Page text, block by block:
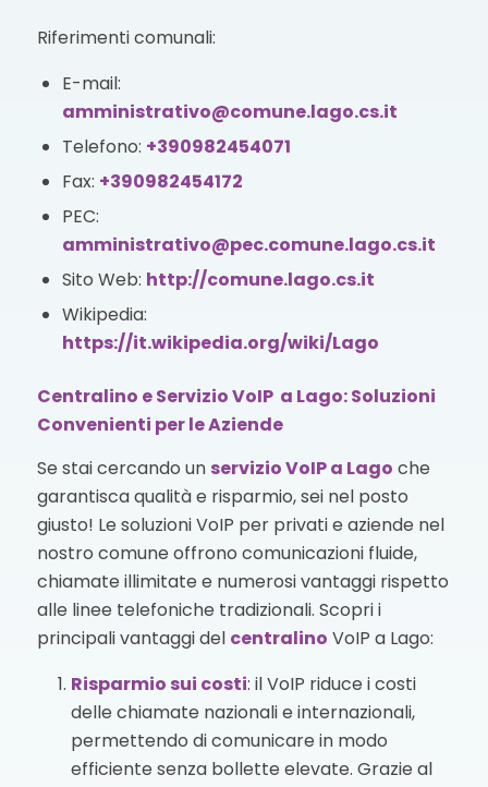
Riferimenti comunali:
E-mail:
amministrativo@comune.lago.cs.it
Telefono: +390982454071
Fax: +390982454172
PEC:
amministrativo@pec.comune.lago.cs.it
Sito Web: http://comune.lago.cs.it
Wikipedia:
https://it.wikipedia.org/wiki/Lago
Centralino e Servizio VoIP a Lago: Soluzioni
Convenienti per le Aziende
Se stai cercando un servizio VoIPa Lago che
garantisca qualità e risparmio, sei nel posto
giusto! Le soluzioni VoIP per privati e aziende nel
nostro comune offrono comunicazioni fluide,
chiamate illimitate e numerosi vantaggi rispetto
alle linee telefoniche tradizionali. Scopri i
principali vantaggi del centralino VoIP a Lago:
Risparmio sui costi: il VoIP riduce i costi
delle chiamate nazionali e internazionali,
permettendo di comunicare in modo
efficiente senza bollette elevate. Grazie al